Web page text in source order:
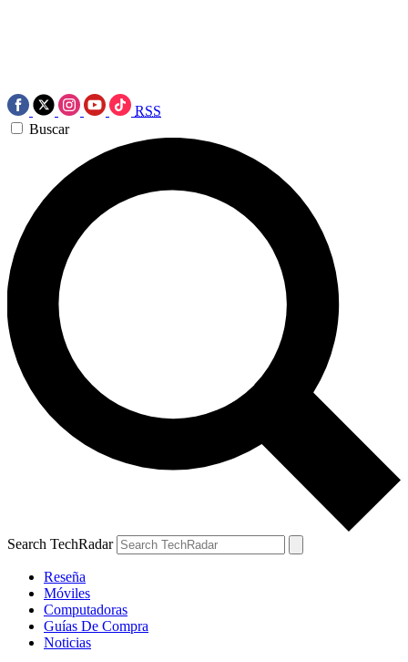
RSS
Buscar
Search TechRadar
Reseña
Móviles
Computadoras
Guías De Compra
Noticias